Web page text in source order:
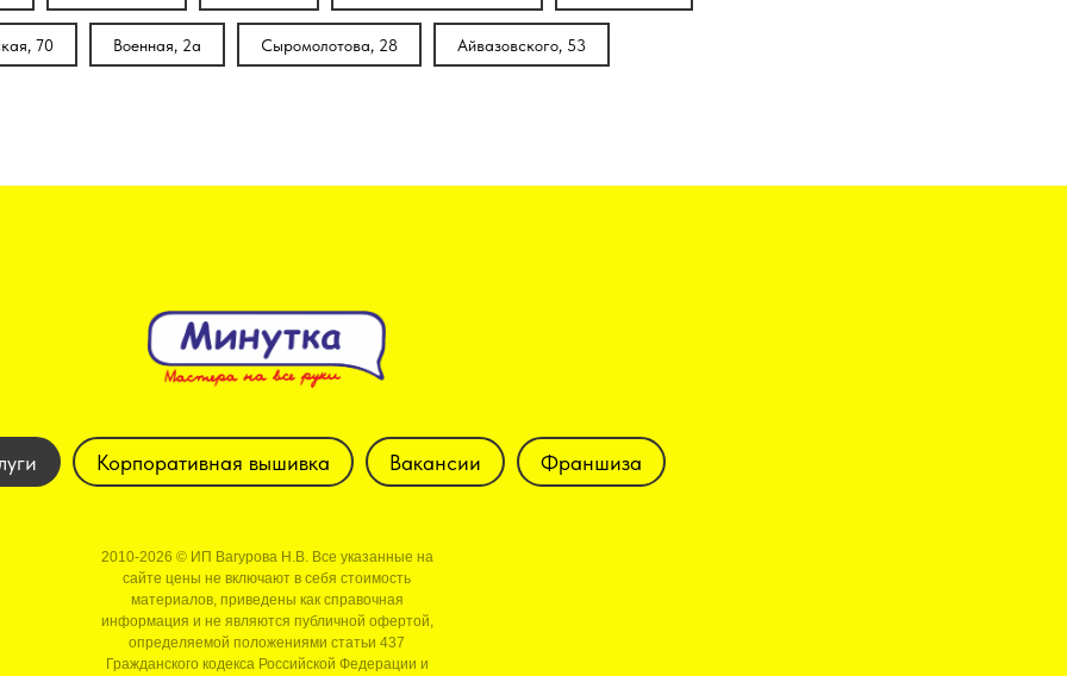
70 Военная, 2а Сыромолотова, 28 Айвазовского, 53
Корпоративная вышивка Вакансии Франшиза
2010-2026 © ИП Вагурова Н.В. Все указанные на
сайте цены не включают в себя стоимость
материалов, приведены как справочная
информация и не являются публичной офертой,
определяемой положениями статьи 437
Гражданского кодекса Российской Федерации и